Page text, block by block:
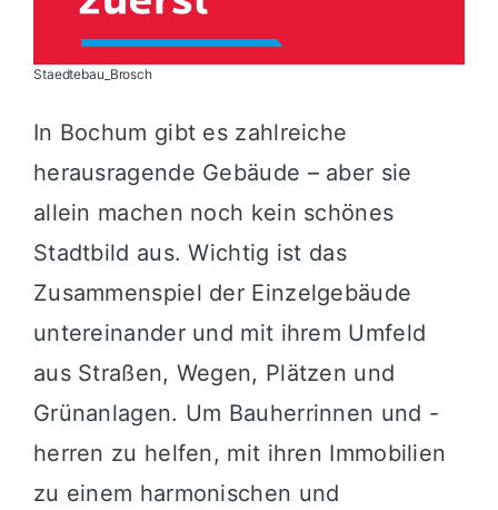
Staedtebau_Brosch
In Bochum gibt es zahlreiche
herausragende Gebäude – aber sie
allein machen noch kein schönes
Stadtbild aus. Wichtig ist das
Zusammenspiel der Einzelgebäude
untereinander und mit ihrem Umfeld
aus Straßen, Wegen, Plätzen und
Grünanlagen. Um Bauherrinnen und -
herren zu helfen, mit ihren Immobilien
zu einem harmonischen und